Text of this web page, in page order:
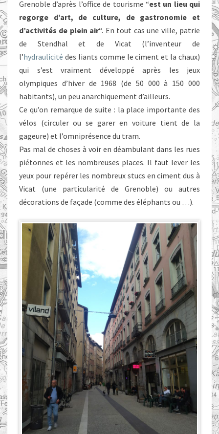
Grenoble d’après l’office de tourisme “est un lieu qui
regorge d’art, de culture, de gastronomie et
d’activités de plein air“. En tout cas une ville, patrie
de Stendhal et de Vicat (l’inventeur de
l’hydraulicité des liants comme le ciment et la chaux)
qui s’est vraiment développé après les jeux
olympiques d’hiver de 1968 (de 50 000 à 150 000
habitants), un peu anarchiquement d’ailleurs.
Ce qu’on remarque de suite : la place importante des
vélos (circuler ou se garer en voiture tient de la
gageure) et l’omniprésence du tram.
Pas mal de choses à voir en déambulant dans les rues
piétonnes et les nombreuses places. Il faut lever les
yeux pour repérer les nombreux stucs en ciment dus à
Vicat (une particularité de Grenoble) ou autres
décorations de façade (comme des éléphants ou …).